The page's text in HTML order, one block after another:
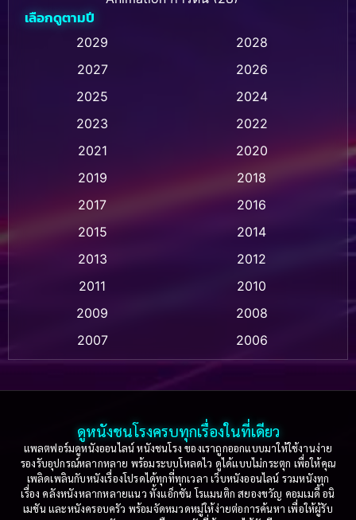
Animation การ์ตูน (236)
Animation การ์ตูน (32)
Animation แอนิเมชัน (1)
Animation แอนิเมชั่น (1)
Based on a True Story เรื่องจริง(36)
Based on Novel(16)
Betrayal(1)
Biography(3)
เลือกดูตามปี
2029
2028
2027
2026
2025
2024
2023
2022
2021
2020
2019
2018
2017
2016
2015
2014
2013
2012
2011
2010
2009
2008
2007
2006
2003
2002
2001
2000
1999
1998
1997
1996
1995
1994
ดูหนังชนโรงครบทุกเรื่องในที่เดียว
แพลตฟอร์มดูหนังออนไลน์ หนังชนโรง ของเราถูกออกแบบมาให้ใช้งานง่าย
รองรับอุปกรณ์หลากหลาย พร้อมระบบโหลดไว ดูได้แบบไม่กระตุก เพื่อให้คุณ
เพลิดเพลินกับหนังเรื่องโปรดได้ทุกที่ทุกเวลา เว็บหนังออนไลน์ รวมหนังทุก
เรื่อง คลังหนังหลากหลายแนว ทั้งแอ็กชัน โรแมนติก สยองขวัญ คอมเมดี้ อนิ
เมชัน และหนังครอบครัว พร้อมจัดหมวดหมู่ให้ง่ายต่อการค้นหา เพื่อให้ผู้รับ